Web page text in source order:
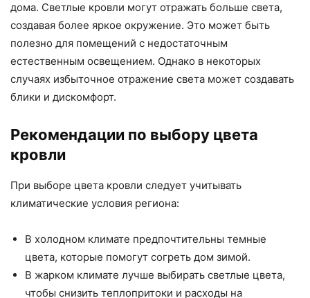
дома. Светлые кровли могут отражать больше света,
создавая более яркое окружение. Это может быть
полезно для помещений с недостаточным
естественным освещением. Однако в некоторых
случаях избыточное отражение света может создавать
блики и дискомфорт.
Рекомендации по выбору цвета
кровли
При выборе цвета кровли следует учитывать
климатические условия региона:
В холодном климате предпочтительны темные
цвета, которые помогут согреть дом зимой.
В жарком климате лучше выбирать светлые цвета,
чтобы снизить теплопритоки и расходы на